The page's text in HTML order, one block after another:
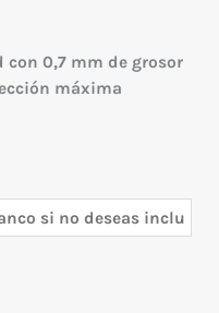
0,7 mm de grosor
máxima